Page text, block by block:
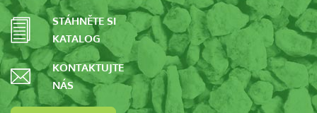
STÁHNĚTE SI
KATALOG
KONTAKTUJTE
NÁS